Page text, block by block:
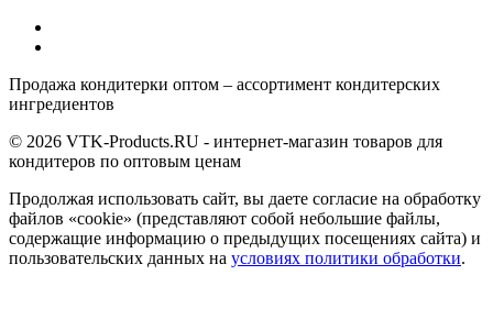
Продажа кондитерки оптом – ассортимент кондитерских
ингредиентов
© 2026 VTK-Products.RU - интернет-магазин товаров для
кондитеров по оптовым ценам
Продолжая использовать сайт, вы даете согласие на обработку
файлов «cookie» (представляют собой небольшие файлы,
содержащие информацию о предыдущих посещениях сайта) и
пользовательских данных на условиях политики обработки.